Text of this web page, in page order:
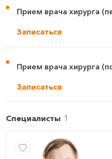
Прием врача хирурга
Записаться
Прием врача хирурга
Записаться
Специалисты